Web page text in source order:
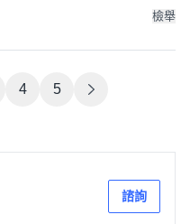
檢舉
4 5
諮詢